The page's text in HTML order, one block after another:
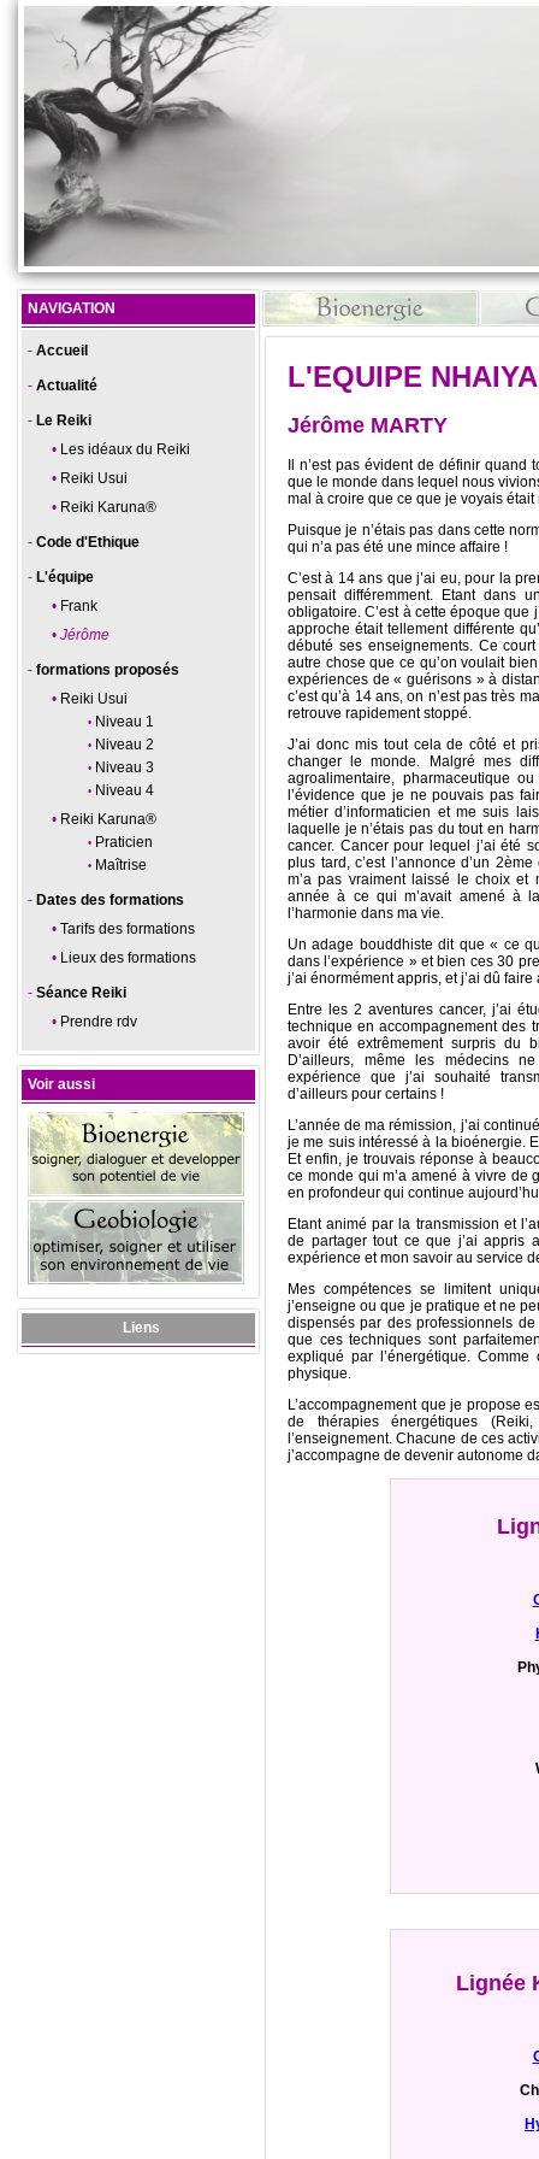
NAVIGATION
Accueil
Actualité
Le Reiki
Les idéaux du Reiki
Reiki Usui
Reiki Karuna®
Code d'Ethique
L'équipe
Frank
Jérôme
formations proposés
Reiki Usui
Niveau 1
Niveau 2
Niveau 3
Niveau 4
Reiki Karuna®
Praticien
Maîtrise
Dates des formations
Tarifs des formations
Lieux des formations
Séance Reiki
Prendre rdv
Voir aussi
Liens
L'EQUIPE NHAIYA
Jérôme MARTY
Il n’est pas évident de définir
que le monde dans lequel nous
mal à croire que ce que je voyais était
Puisque je n’étais pas dans cette
qui n’a pas été une mince affaire !
C’est à 14 ans que j’ai eu, pour la
pensait différemment. Etant dans
obligatoire. C’est à cette époque que
approche était tellement différente
débuté ses enseignements. Ce
autre chose que ce qu’on voulait
expériences de « guérisons » à
c’est qu’à 14 ans, on n’est pas très
retrouve rapidement stoppé.
J’ai donc mis tout cela de côté et
changer le monde. Malgré mes
agroalimentaire, pharmaceutique
l’évidence que je ne pouvais pas
métier d’informaticien et me suis
laquelle je n’étais pas du tout en
cancer. Cancer pour lequel j’ai été
plus tard, c’est l’annonce d’un
m’a pas vraiment laissé le choix et
année à ce qui m’avait amené à
l’harmonie dans ma vie.
Un adage bouddhiste dit que « ce
dans l’expérience » et bien ces 30
j’ai énormément appris, et j’ai dû
Entre les 2 aventures cancer, j’ai
technique en accompagnement des
avoir été extrêmement surpris du
D’ailleurs, même les médecins
expérience que j’ai souhaité
d’ailleurs pour certains !
L’année de ma rémission, j’ai
je me suis intéressé à la bioénergie.
Et enfin, je trouvais réponse à
ce monde qui m’a amené à vivre de
en profondeur qui continue
Etant animé par la transmission et
de partager tout ce que j’ai appris
expérience et mon savoir au service
Mes compétences se limitent
j’enseigne ou que je pratique et ne
dispensés par des professionnels
que ces techniques sont
expliqué par l’énergétique.
physique.
L’accompagnement que je propose
de thérapies énergétiques
l’enseignement. Chacune de ces
j’accompagne de devenir autonome
Lignée